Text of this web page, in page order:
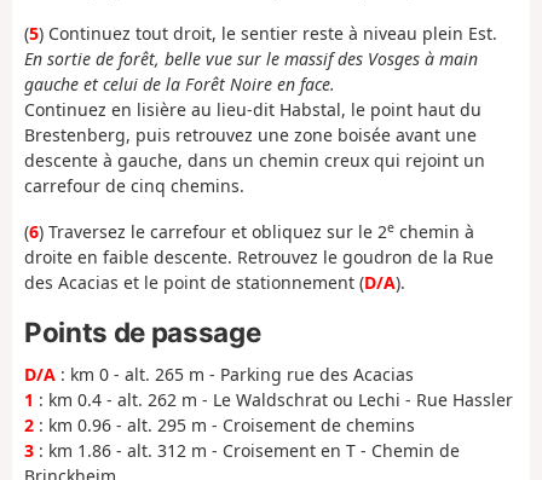
(5) Continuez tout droit, le sentier reste à niveau plein Est.
En sortie de forêt, belle vue sur le massif des Vosges à main
gauche et celui de la Forêt Noire en face.
Continuez en lisière au lieu-dit Habstal, le point haut du
Brestenberg, puis retrouvez une zone boisée avant une
descente à gauche, dans un chemin creux qui rejoint un
carrefour de cinq chemins.
(6) Traversez le carrefour et obliquez sur le 2e chemin à
droite en faible descente. Retrouvez le goudron de la Rue
des Acacias et le point de stationnement (D/A).
Points de passage
D/A : km 0 - alt. 265 m - Parking rue des Acacias
1 : km 0.4 - alt. 262 m - Le Waldschrat ou Lechi - Rue Hassler
2 : km 0.96 - alt. 295 m - Croisement de chemins
3 : km 1.86 - alt. 312 m - Croisement en T - Chemin de